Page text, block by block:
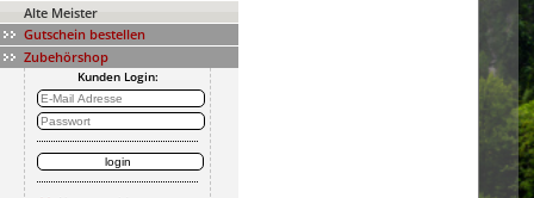
Alte Meister
Gutschein bestellen
Zubehörshop
Kunden Login: